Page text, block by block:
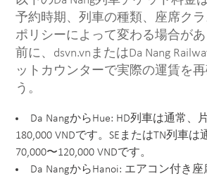
予約時期、列車の種類、座席クラ
ポリシーによって変わる場合が
前に、dsvn.vnまたはDa Nang
ットカウンターで実際の運賃を
う。
Da NangからHue: HD列車は通常、
180,000 VNDです。SEまたはTN列車は
70,000〜120,000 VNDです。
Da NangからHanoi: エアコン付き